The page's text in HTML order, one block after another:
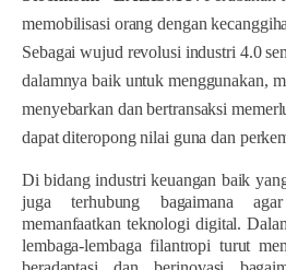
memobilisasi orang dengan
Sebagai wujud revolusi industri 4.0
dalamnya baik untuk menggunakan,
menyebarkan dan bertransaksi
dapat diteropong nilai guna dan
Di bidang industri keuangan baik
juga terhubung bagaimana
memanfaatkan teknologi digital.
lembaga-lembaga filantropi turut